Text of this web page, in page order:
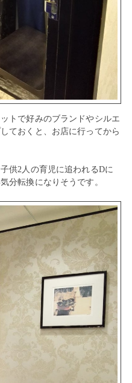
トで好みのブランドやシルエ
ておくと、お店に行ってから
供2人の育児に追われるDに
分転換になりそうです。